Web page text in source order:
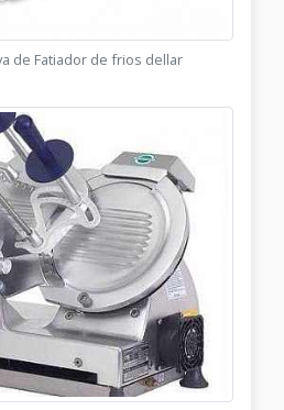
de Fatiador de frios dellar